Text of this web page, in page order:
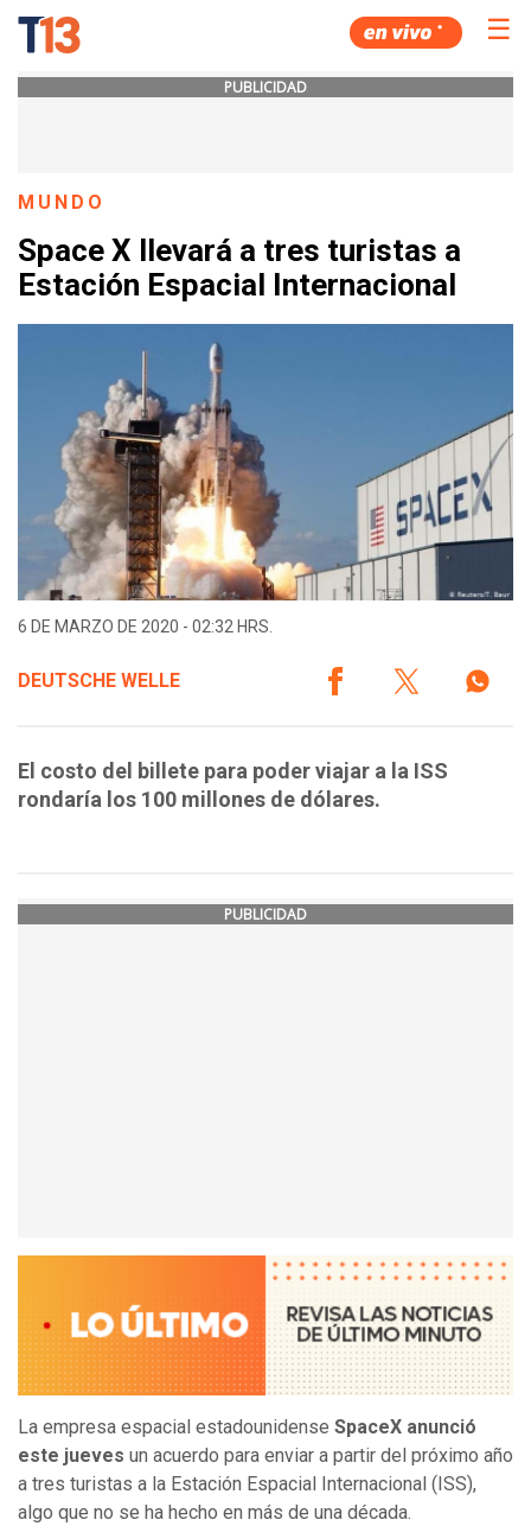
☰
PUBLICIDAD
MUNDO
Space X llevará a tres turistas a
Estación Espacial Internacional
6 DE MARZO DE 2020 - 02:32 HRS.
DEUTSCHE WELLE
El costo del billete para poder viajar a la ISS
rondaría los 100 millones de dólares.
PUBLICIDAD
La empresa espacial estadounidense SpaceX anunció
este jueves un acuerdo para enviar a partir del próximo año
a tres turistas a la Estación Espacial Internacional (ISS),
algo que no se ha hecho en más de una década.